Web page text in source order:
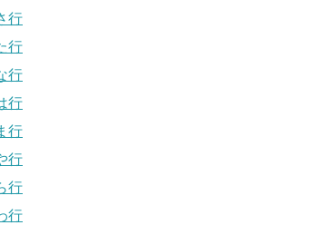
行
行
行
行
行
行
行
行